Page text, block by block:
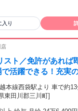
ジェクトの実績がある方
◇技術スキルを高めた
切にできる方 ◇可能性を広
（例外事由1号・65歳未
入り
スト／免許があれば
で活躍できる！充実
本線西袋駅より 車で約13
東田川郡三川町]